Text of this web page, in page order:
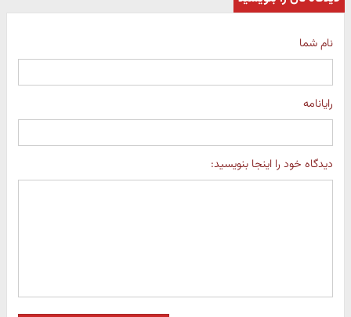
نام شما
رایانامه
دیدگاه خود را اینجا بنویسید: